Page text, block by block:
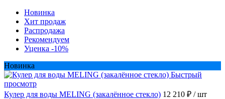
Новинка
Хит продаж
Распродажа
Рекомендуем
Уценка -10%
Новинка
Быстрый
просмотр
Кулер для воды MELING (закалённое стекло) 12 210 ₽ / шт